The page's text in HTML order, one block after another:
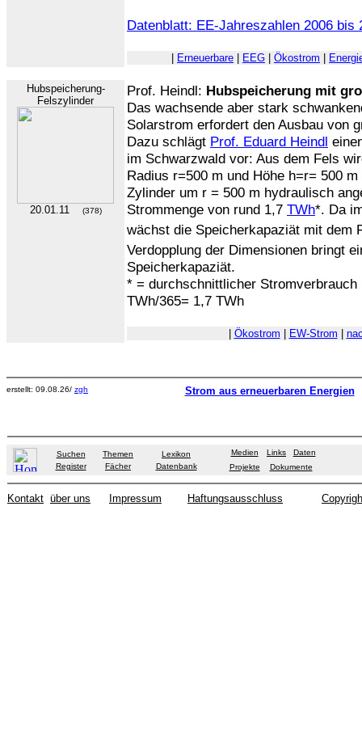
Datenblatt: EE-Jahreszahlen 2006 bis
Erneuerbare EEG Ökostrom
Hubspeicherung-
Felszylinder
20.01.11 (378)
Prof. Heindl: Hubspeicherung mit
Das wachsende aber stark
Solarstrom erfordert den Ausbau von
Dazu schlägt Prof. Eduard Heindl
im Schwarzwald vor: Aus dem Fels
Radius r=500 m und Höhe h=r= 500
Zylinder um r = 500 m hydraulisch
Strommenge von rund 1,7 TWh*. Da
wächst die Speicherkapaziät mit dem
Verdopplung der Dimensionen bringt
Speicherkapaziät.
* = durchschnittlicher Stromverbrauch
TWh/365= 1,7 TWh
| Ökostrom | EW-Strom |
erstellt: 09.08.26/ zgh Strom aus erneuerbaren Energien
Suchen Themen
Lexikon
Register
Fächer Datenbank
Medien Links
Daten
Projekte
Dokumente
Kontakt über uns Impressum Haftungsausschluss